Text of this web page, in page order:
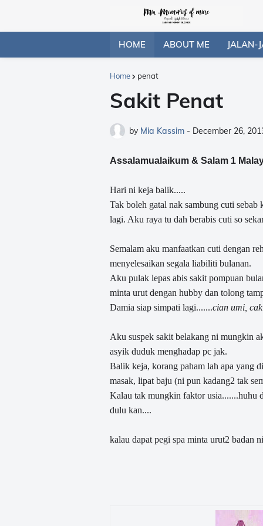
HOME ABOUT ME JALAN-
Home penat
Sakit Penat
by Mia Kassim - December 26,
Assalamualaikum & Salam 1
Hari ni keja balik.....
Tak boleh gatal nak sambung cuti
lagi. Aku raya tu dah berabis cuti so
Semalam aku manfaatkan cuti dengan
menyelesaikan segala liabiliti bulanan.
Aku pulak lepas abis sakit pompuan
minta urut dengan hubby dan tolong
Damia siap simpati lagi.......cian umi,
Aku suspek sakit belakang ni mungkin
asyik duduk menghadap pc jak.
Balik keja, korang paham lah apa yang
masak, lipat baju (ni pun kadang2 tak
Kalau tak mungkin faktor usia.......huhu
dulu kan....
kalau dapat pegi spa minta urut2 badan